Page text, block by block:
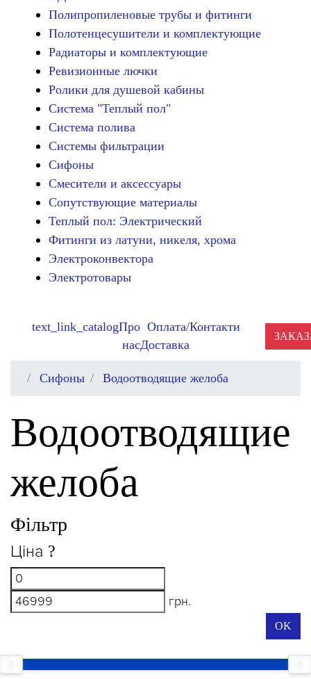
Полипропиленовые трубы и фитинги
Полотенцесушители и комплектующие
Радиаторы и комплектующие
Ревизионные лючки
Ролики для душевой кабины
Система "Теплый пол"
Система полива
Системы фильтрации
Сифоны
Смесители и аксессуары
Сопутствующие материалы
Теплый пол: Электрический
Фитинги из латуни, никеля, хрома
Электроконвектора
Электротовары
text_link_catalogПро
нас
Оплата/
Доставка
Контакти
Сифоны Водоотводящие желоба
Водоотводящие
желоба
Фільтр
Ціна ?
грн.
OK